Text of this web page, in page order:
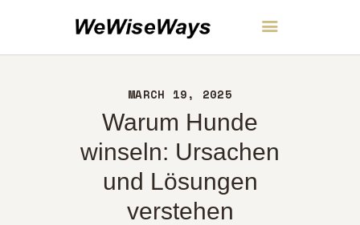
MARCH 19, 2025
Warum Hunde
winseln: Ursachen
und Lösungen
verstehen
WeWiseWays
ÜBER UNS
KONTAKT
RICHTLINIEN
DEUTSCH